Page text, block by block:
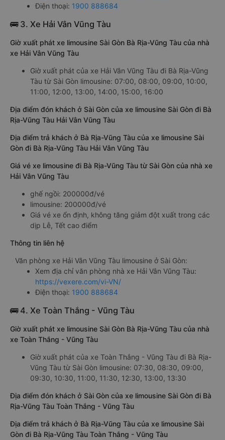
Điện thoại: 1900 888684
🚌 3. Xe Hải Vân Vũng Tàu
Giờ xuất phát xe limousine Sài Gòn Bà Rịa-Vũng Tàu của nhà
xe Hải Vân Vũng Tàu
Giờ xuất phát của xe Hải Vân Vũng Tàu đi Bà Rịa-Vũng
Tàu từ Sài Gòn limousine: 07:00, 08:00, 09:00, 10:00,
11:00, 12:00, 13:00, 14:00, 15:00, 16:00
Địa điểm đón khách ở Sài Gòn của xe limousine Sài Gòn đi Bà
Rịa-Vũng Tàu Hải Vân Vũng Tàu
Địa điểm trả khách ở Bà Rịa-Vũng Tàu của xe limousine Sài
Gòn đi Bà Rịa-Vũng Tàu Hải Vân Vũng Tàu
Giá vé xe limousine đi Bà Rịa-Vũng Tàu từ Sài Gòn của nhà xe
Hải Vân Vũng Tàu
ghế ngồi: 200000đ/vé
limousine: 200000đ/vé
Giá vé xe ổn định, không tăng giảm đột xuất trong các
dịp Lễ, Tết cao điểm
Thông tin liên hệ
Văn phòng xe Hải Vân Vũng Tàu limousine ở Sài Gòn:
Xem địa chỉ văn phòng nhà xe Hải Vân Vũng Tàu:
https://vexere.com/vi-VN/
Điện thoại: 1900 888684
🚌 4. Xe Toàn Thắng - Vũng Tàu
Giờ xuất phát xe limousine Sài Gòn Bà Rịa-Vũng Tàu của nhà
xe Toàn Thắng - Vũng Tàu
Giờ xuất phát của xe Toàn Thắng - Vũng Tàu đi Bà Rịa-
Vũng Tàu từ Sài Gòn limousine: 07:30, 08:30, 09:00,
09:30, 10:30, 11:00, 11:30, 12:30, 13:00, 13:30
Địa điểm đón khách ở Sài Gòn của xe limousine Sài Gòn đi Bà
Rịa-Vũng Tàu Toàn Thắng - Vũng Tàu
Địa điểm trả khách ở Bà Rịa-Vũng Tàu của xe limousine Sài
Gòn đi Bà Rịa-Vũng Tàu Toàn Thắng - Vũng Tàu